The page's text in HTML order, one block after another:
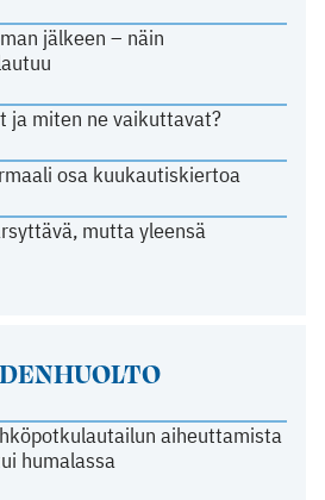
jälkeen – näin
ja miten ne vaikuttavat?
osa kuukautiskiertoa
mutta yleensä
aiheuttamista
humalassa